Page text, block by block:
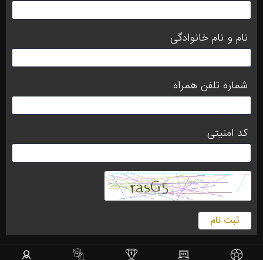
نام و نام خانوادگی
شماره تلفن همراه
کد امنیتی
ثبت نام